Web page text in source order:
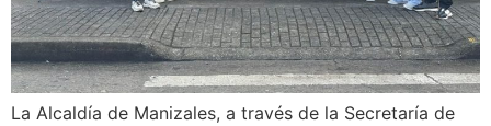
La Alcaldía de Manizales, a través de la Secretaría de